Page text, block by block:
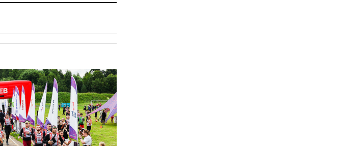
вчера, 18:35Джаред Лето
обвинений в насилии
1 ноября»
вчера, 18:15Путин указал на
нехватку врачей в
Белгородской области
вчера, 17:58
ЕС отменил
временную защиту для
военнообязанных украинцев